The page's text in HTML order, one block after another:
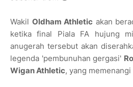
Wakil Oldham Athletic akan
ketika final Piala FA hujung
anugerah tersebut akan
legenda 'pembunuhan gergasi'
Wigan Athletic, yang